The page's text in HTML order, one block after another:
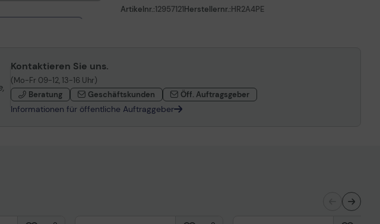
Next business day
1930
Next business day
1930
NBD EXCHA193024
Artikelnr.:12957121Herstellernr.:HR2A4PE
Kontaktieren Sie uns.
(Mo-Fr 09-12, 13-16 Uhr)
Beratung
Geschäftskunden Öff. Auftragsgeber
Informationen für öffentliche Auftraggeber